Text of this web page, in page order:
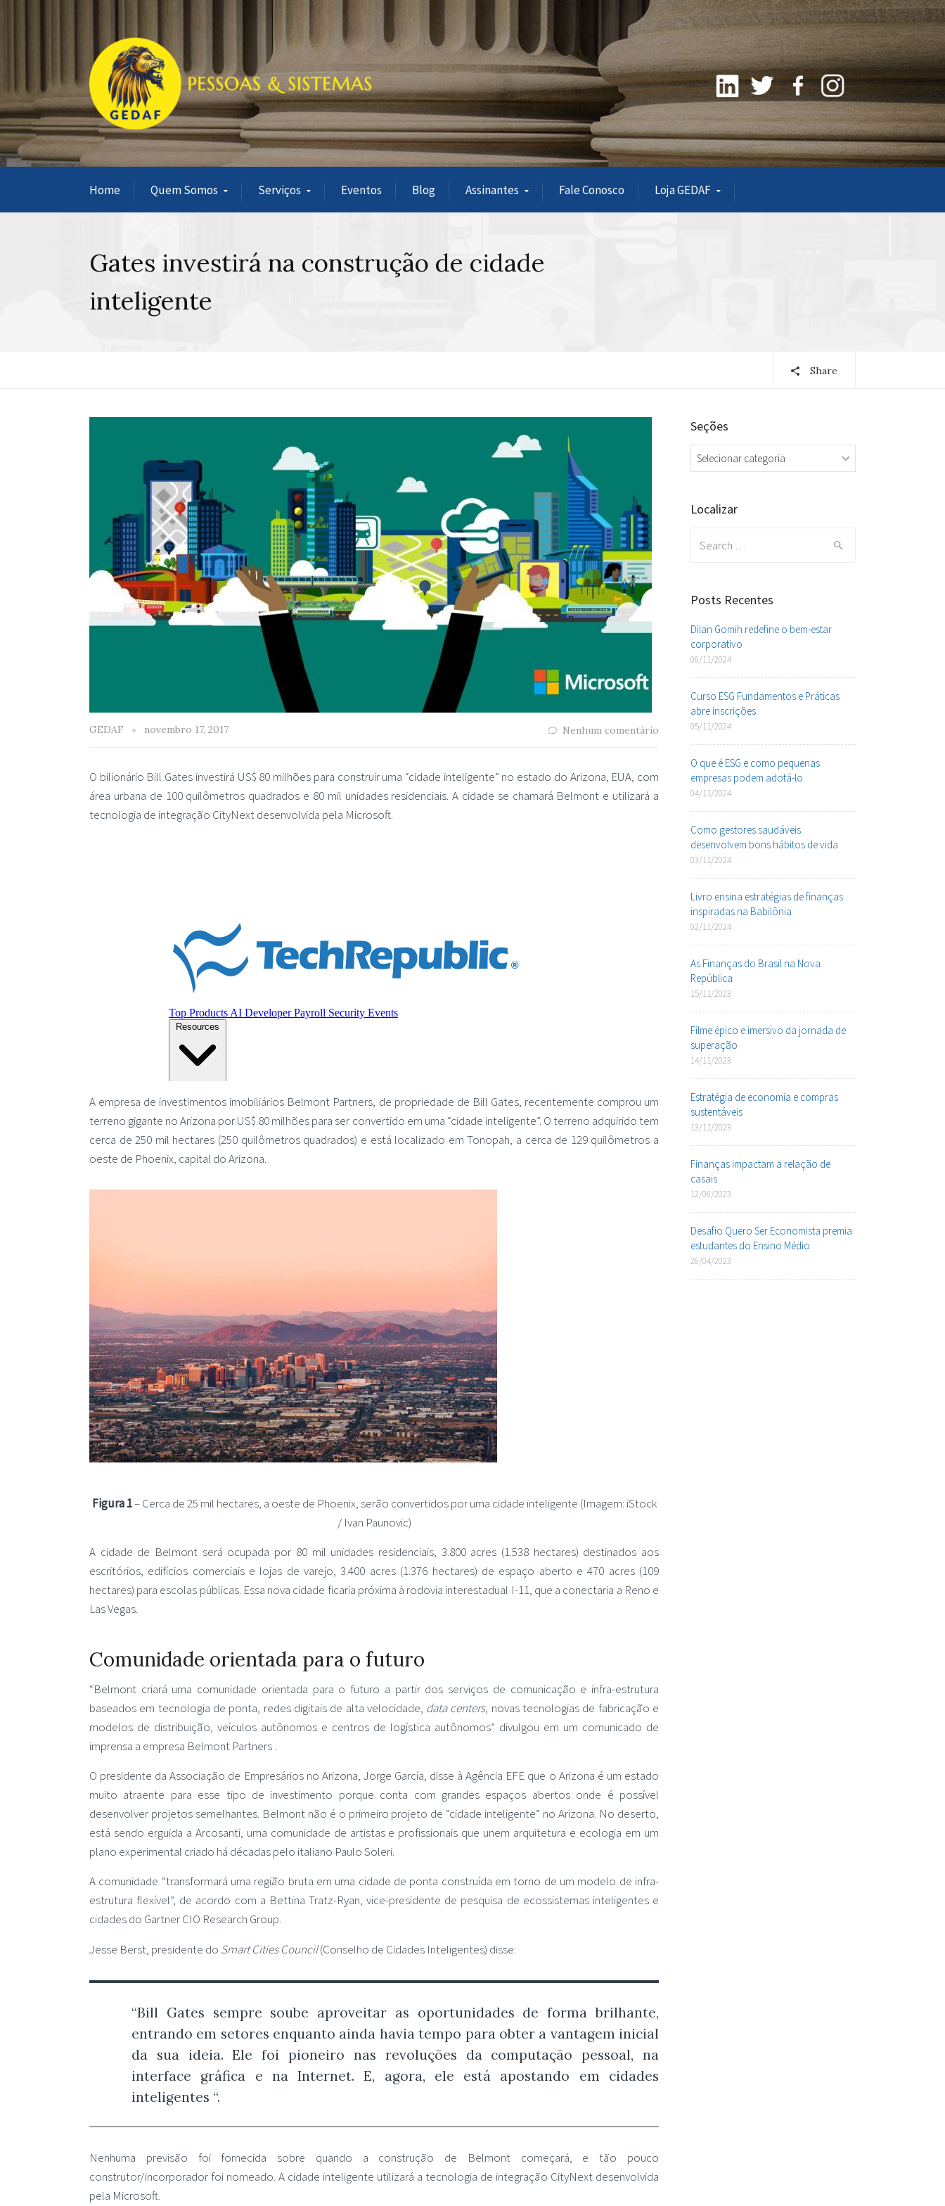
Home Quem Somos Serviços Eventos Blog Assinantes Fale Conosco Loja GEDAF
Gates investirá na construção de cidade
inteligente
Share
GEDAF novembro 17, 2017 Nenhum comentário
O bilionário Bill Gates investirá US$ 80 milhões para construir uma “cidade inteligente” no estado do Arizona, EUA, com
área urbana de 100 quilômetros quadrados e 80 mil unidades residenciais. A cidade se chamará Belmont e utilizará a
tecnologia de integração CityNext desenvolvida pela Microsoft.
A empresa de investimentos imobiliários Belmont Partners, de propriedade de Bill Gates, recentemente comprou um
terreno gigante no Arizona por US$ 80 milhões para ser convertido em uma “cidade inteligente”. O terreno adquirido tem
cerca de 250 mil hectares (250 quilômetros quadrados) e está localizado em Tonopah, a cerca de 129 quilômetros a
oeste de Phoenix, capital do Arizona.
Figura 1– Cerca de 25 mil hectares, a oeste de Phoenix, serão convertidos por uma cidade inteligente (Imagem: iStock
/ Ivan Paunovic)
A cidade de Belmont será ocupada por 80 mil unidades residenciais, 3.800 acres (1.538 hectares) destinados aos
escritórios, edifícios comerciais e lojas de varejo, 3.400 acres (1.376 hectares) de espaço aberto e 470 acres (109
hectares) para escolas públicas. Essa nova cidade ficaria próxima à rodovia interestadual I-11, que a conectaria a Reno e
Las Vegas.
Comunidade orientada para o futuro
“Belmont criará uma comunidade orientada para o futuro a partir dos serviços de comunicação e infra-estrutura
baseados em tecnologia de ponta, redes digitais de alta velocidade, data centers, novas tecnologias de fabricação e
modelos de distribuição, veículos autônomos e centros de logística autônomos” divulgou em um comunicado de
imprensa a empresa Belmont Partners .
O presidente da Associação de Empresários no Arizona, Jorge García, disse à Agência EFE que o Arizona é um estado
muito atraente para esse tipo de investimento porque conta com grandes espaços abertos onde é possível
desenvolver projetos semelhantes. Belmont não é o primeiro projeto de “cidade inteligente” no Arizona. No deserto,
está sendo erguida a Arcosanti, uma comunidade de artistas e profissionais que unem arquitetura e ecologia em um
plano experimental criado há décadas pelo italiano Paulo Soleri.
A comunidade “transformará uma região bruta em uma cidade de ponta construída em torno de um modelo de infra-
estrutura flexível”, de acordo com a Bettina Tratz-Ryan, vice-presidente de pesquisa de ecossistemas inteligentes e
cidades do Gartner CIO Research Group.
Jesse Berst, presidente do Smart Cities Council(Conselho de Cidades Inteligentes) disse:
“Bill Gates sempre soube aproveitar as oportunidades de forma brilhante,
entrando em setores enquanto ainda havia tempo para obter a vantagem inicial
da sua ideia. Ele foi pioneiro nas revoluções da computação pessoal, na
interface gráfica e na Internet. E, agora, ele está apostando em cidades
inteligentes “.
Nenhuma previsão foi fornecida sobre quando a construção de Belmont começará, e tão pouco
construtor/incorporador foi nomeado. A cidade inteligente utilizará a tecnologia de integração CityNext desenvolvida
pela Microsoft.
Seções
Seções
Localizar
Posts Recentes
Dilan Gomih redefine o bem-estar
corporativo
06/11/2024
Curso ESG Fundamentos e Práticas
abre inscrições
05/11/2024
O que é ESG e como pequenas
empresas podem adotá-lo
04/11/2024
Como gestores saudáveis
desenvolvem bons hábitos de vida
03/11/2024
Livro ensina estratégias de finanças
inspiradas na Babilônia
02/11/2024
As Finanças do Brasil na Nova
República
15/11/2023
Filme épico e imersivo da jornada de
superação
14/11/2023
Estratégia de economia e compras
sustentáveis
13/11/2023
Finanças impactam a relação de
casais
12/06/2023
Desafio Quero Ser Economista premia
estudantes do Ensino Médio
26/04/2023